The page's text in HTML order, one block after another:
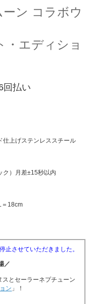
ン コラボウ
・エディショ
回払い
仕上げステンレススチール
ク）月差±15秒以内
＝18cm
止させていただきました。
／
とセーラーネプチューン
ン 」！